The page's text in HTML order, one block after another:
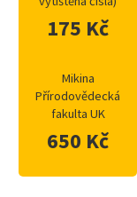
175 Kč
Mikina
Přírodovědecká
fakulta UK
650 Kč